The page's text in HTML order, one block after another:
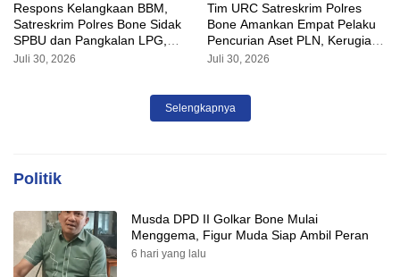
Respons Kelangkaan BBM,
Satreskrim Polres Bone Sidak
SPBU dan Pangkalan LPG,
AKP Alvin Aji Imbau Pengelola
Juli 30, 2026
Tim URC Satreskrim Polres
Bone Amankan Empat Pelaku
Pencurian Aset PLN, Kerugian
Ditaksir Capai Rp 3 Milyar
Juli 30, 2026
Selengkapnya
Politik
Musda DPD II Golkar Bone Mulai
Menggema, Figur Muda Siap Ambil Peran
6 hari yang lalu